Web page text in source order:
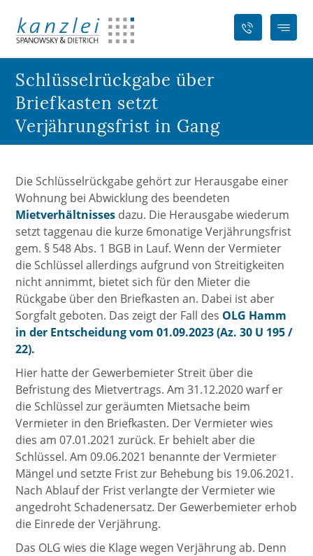
Schlüsselrückgabe über
Briefkasten setzt
Verjährungsfrist in Gang
Die Schlüsselrückgabe gehört zur Herausgabe einer
Wohnung bei Abwicklung des beendeten
Mietverhältnisses dazu. Die Herausgabe wiederum
setzt taggenau die kurze 6monatige Verjährungsfrist
gem. § 548 Abs. 1 BGB in Lauf. Wenn der Vermieter
die Schlüssel allerdings aufgrund von Streitigkeiten
nicht annimmt, bietet sich für den Mieter die
Rückgabe über den Briefkasten an. Dabei ist aber
Sorgfalt geboten. Das zeigt der Fall des OLG Hamm
in der Entscheidung vom 01.09.2023 (Az. 30 U 195 /
22).
Hier hatte der Gewerbemieter Streit über die
Befristung des Mietvertrags. Am 31.12.2020 warf er
die Schlüssel zur geräumten Mietsache beim
Vermieter in den Briefkasten. Der Vermieter wies
dies am 07.01.2021 zurück. Er behielt aber die
Schlüssel. Am 09.06.2021 benannte der Vermieter
Mängel und setzte Frist zur Behebung bis 19.06.2021.
Nach Ablauf der Frist verlangte der Vermieter wie
angedroht Schadenersatz. Der Gewerbemieter erhob
die Einrede der Verjährung.
Das OLG wies die Klage wegen Verjährung ab. Denn